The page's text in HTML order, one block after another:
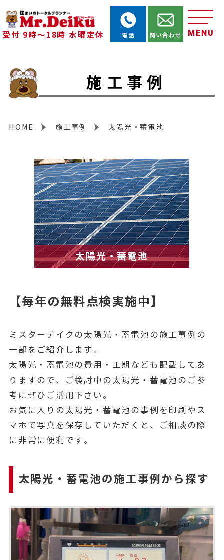
受付 9時～18時 水曜定休 MENU
電話 問い合わせ
施工事例
HOME 施工事例 太陽光・蓄電池
太陽光・蓄電池
【毎年の無料点検実施中】
ミスターデイクの太陽光・蓄電池の施工事例の
一部をご紹介します。
太陽光・蓄電池の費用・工期なども記載してあ
りますので、ご検討中の太陽光・蓄電池のご参
考にぜひご活用下さい。
お気に入りの太陽光・蓄電池の事例を印刷やス
マホで写真を保存していただくと、ご相談の際
に非常に便利です。
太陽光・蓄電池の施工事例から探す